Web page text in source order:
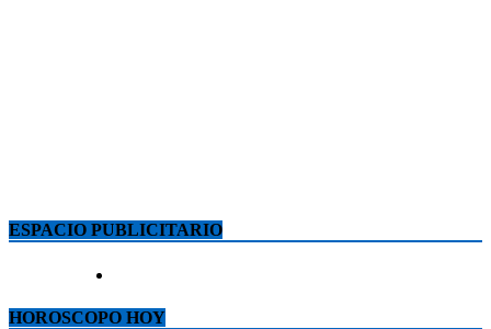
ESPACIO PUBLICITARIO
HOROSCOPO HOY